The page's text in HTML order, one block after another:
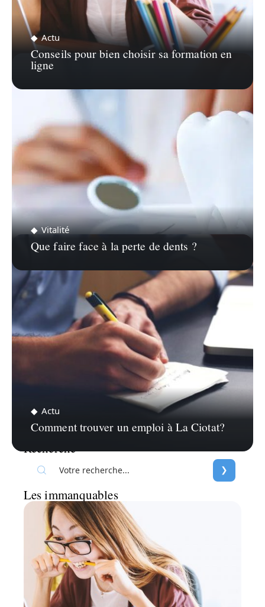
Actu
Conseils pour bien choisir sa formation en
ligne
Vitalité
Que faire face à la perte de dents ?
Actu
Comment trouver un emploi à La Ciotat?
Recherche
Les immanquables